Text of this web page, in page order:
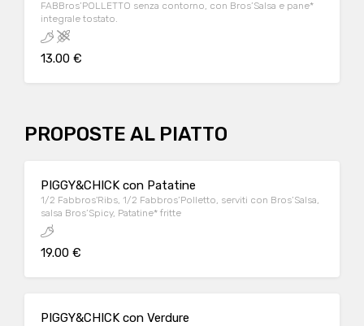
FABBros’POLLETTO senza contorno, con Bros’Salsa e pane*
integrale tostato.
13.00 €
PROPOSTE AL PIATTO
PIGGY&CHICK con Patatine
1/2 Fabbros'Ribs, 1/2 Fabbros’Polletto, serviti con Bros’Salsa,
salsa Bros’Spicy, Patatine* fritte
19.00 €
PIGGY&CHICK con Verdure